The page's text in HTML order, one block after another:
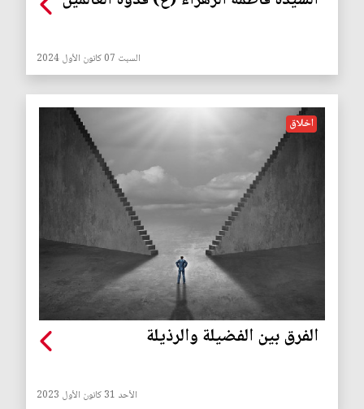
السبت 07 كانون الأول 2024
اخلاق
الفرق بين الفضيلة والرذيلة
الأحد 31 كانون الأول 2023